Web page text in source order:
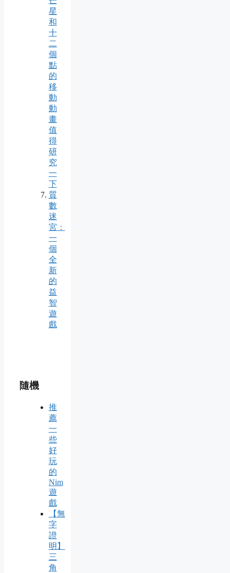
星
和
十
二
個
點
的
移
動
動
畫
值
得
研
究
一
下
質
數
迷
宮：
一
個
全
新
的
益
智
遊
戲
隨機
推
薦
一
些
好
玩
的
Nim
遊
戲
【無
字
證
明】
三
角